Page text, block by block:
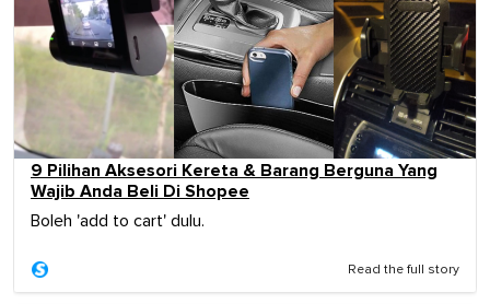
9 Pilihan Aksesori Kereta & Barang Berguna Yang
Wajib Anda Beli Di Shopee
Boleh 'add to cart' dulu.
Read the full story